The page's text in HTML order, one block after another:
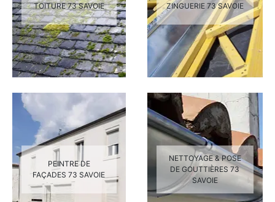
TOITURE 73 SAVOIE
ZINGUERIE 73 SAVOIE
PEINTRE DE
FAÇADES 73 SAVOIE
NETTOYAGE & POSE
DE GOUTTIÈRES 73
SAVOIE